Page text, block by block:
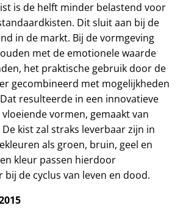
is de helft minder belastend voor
Dit sluit aan bij de
in de markt. Bij de vormgeving
met de emotionele waarde
het praktische gebruik door de
gecombineerd met mogelijkheden
resulteerde in een innovatieve
vormen, gemaakt van
kist zal straks leverbaar zijn in
als groen, bruin, geel en
kleur passen hierdoor
bij de cyclus van leven en dood.